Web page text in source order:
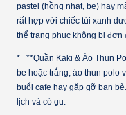
pastel (hồng nhạt, be) hay
rất hợp với chiếc túi xanh
thể trang phục không bị đơn
* **Quần Kaki & Áo Thun
be hoặc trắng, áo thun polo
buổi cafe hay gặp gỡ bạn
lịch và có gu.